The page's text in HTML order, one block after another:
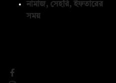
নামাজ, সেহরি, ইফতারের
সময়